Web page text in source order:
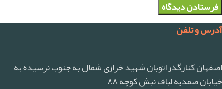
آدرس و تلفن
اصفهان کنارگذر اتوبان شهید خرازی شمال به جنوب نرسیده به
خیابان صمدیه لباف نبش کوچه ۸۸